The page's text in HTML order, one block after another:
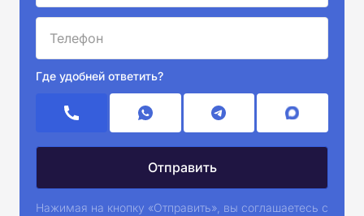
Где удобней ответить?
Нажимая на кнопку «Отправить», вы соглашаетесь с